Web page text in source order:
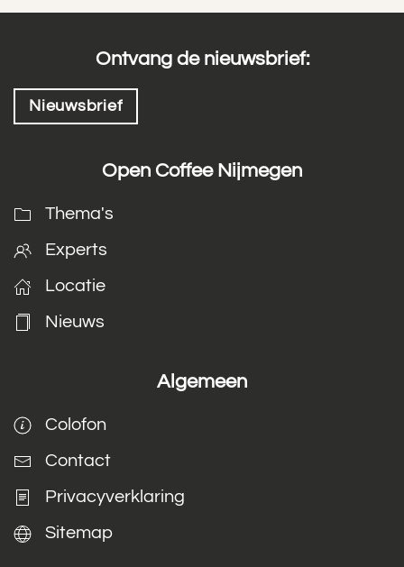
Ontvang de nieuwsbrief:
Nieuwsbrief
Open Coffee Nijmegen
Thema's
Experts
Locatie
Nieuws
Algemeen
Colofon
Contact
Privacyverklaring
Sitemap